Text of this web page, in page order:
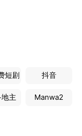
短剧 抖音
主 Manwa2